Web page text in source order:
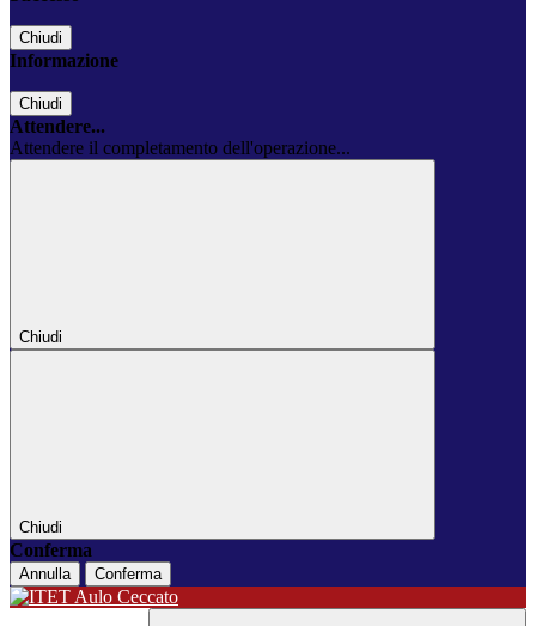
Chiudi
Informazione
Chiudi
Attendere...
Attendere il completamento dell'operazione...
Chiudi
Chiudi
Conferma
Annulla Conferma